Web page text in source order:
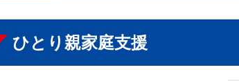
ひとり親家庭支援